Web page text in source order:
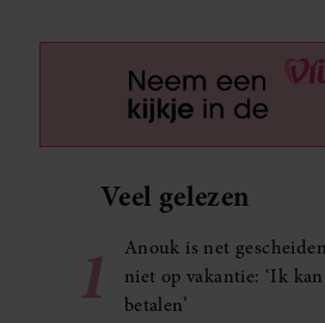
Veel gelezen
1
Anouk is net
niet op vakantie: ‘Ik
betalen’